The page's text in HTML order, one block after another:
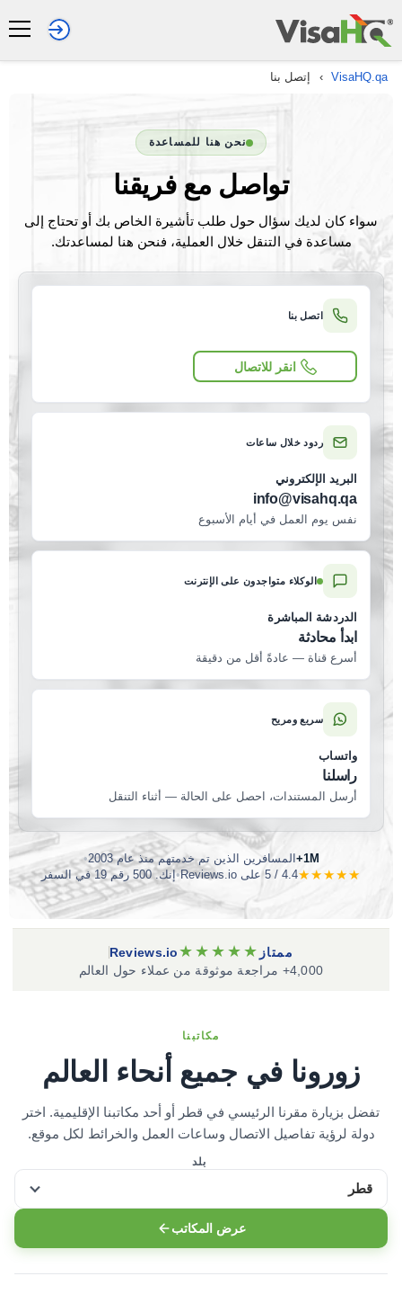
VisaHQ.qa
› إتصل بنا
نحن هنا للمساعدة
تواصل مع فريقنا
سواء كان لديك سؤال حول طلب تأشيرة الخاص بك أو تحتاج إلى
مساعدة في التنقل خلال العملية، فنحن هنا لمساعدتك.
اتصل بنا
انقر للاتصال
ردود خلال ساعات
البريد الإلكتروني
info@visahq.qa
نفس يوم العمل في أيام الأسبوع
الوكلاء متواجدون على الإنترنت
الدردشة المباشرة
ابدأ محادثة
أسرع قناة — عادةً أقل من دقيقة
سريع ومريح
واتساب
راسلنا
أرسل المستندات، احصل على الحالة — أثناء التنقل
1M+ المسافرين الذين تم خدمتهم منذ عام 2003 •
★★★★★4.4 / 5 على Reviews.io •إنك. 500 رقم 19 في السفر
ممتاز ★★★★★
Reviews.io
4,000+ مراجعة موثوقة من عملاء حول العالم
مكاتبنا
زورونا في جميع أنحاء العالم
تفضل بزيارة مقرنا الرئيسي في قطر أو أحد مكاتبنا الإقليمية. اختر
دولة لرؤية تفاصيل الاتصال وساعات العمل والخرائط لكل موقع.
بلد
قطر
عرض المكاتب